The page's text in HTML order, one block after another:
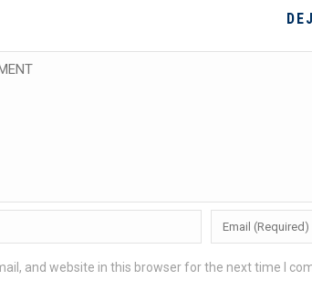
and website in this browser for the next time I